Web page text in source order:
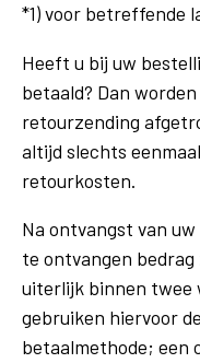
*1) voor betreffende
Heeft u bij uw
betaald? Dan
retourzending
altijd slechts
retourkosten.
Na ontvangst van
te ontvangen bedrag
uiterlijk binnen twee
gebruiken hiervoor
betaalmethode; een